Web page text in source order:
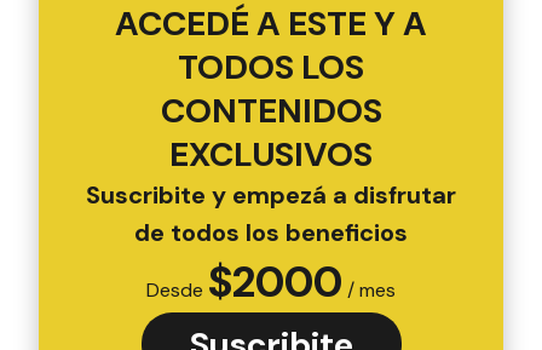
ACCEDÉ A ESTE Y A
TODOS LOS
CONTENIDOS
EXCLUSIVOS
Suscribite y empezá a disfrutar
de todos los beneficios
Desde $2000 / mes